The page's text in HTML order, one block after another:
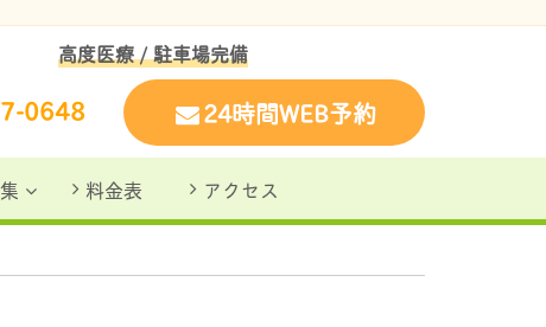
高度医療/ 駐車場完備
0648 24時間WEB予約
料金表 アクセス